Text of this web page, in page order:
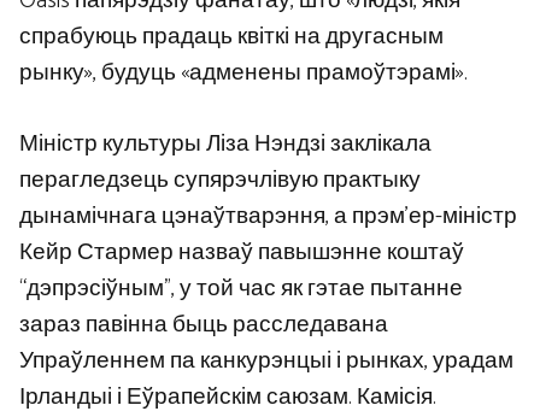
спрабуюць прадаць квіткі на другасным
рынку», будуць «адменены прамоўтэрамі».
Міністр культуры Ліза Нэндзі заклікала
перагледзець супярэчлівую практыку
дынамічнага цэнаўтварэння, а прэм’ер-міністр
Кейр Стармер назваў павышэнне коштаў
“дэпрэсіўным”, у той час як гэтае пытанне
зараз павінна быць расследавана
Упраўленнем па канкурэнцыі і рынках, урадам
Ірландыі і Еўрапейскім саюзам. Камісія.